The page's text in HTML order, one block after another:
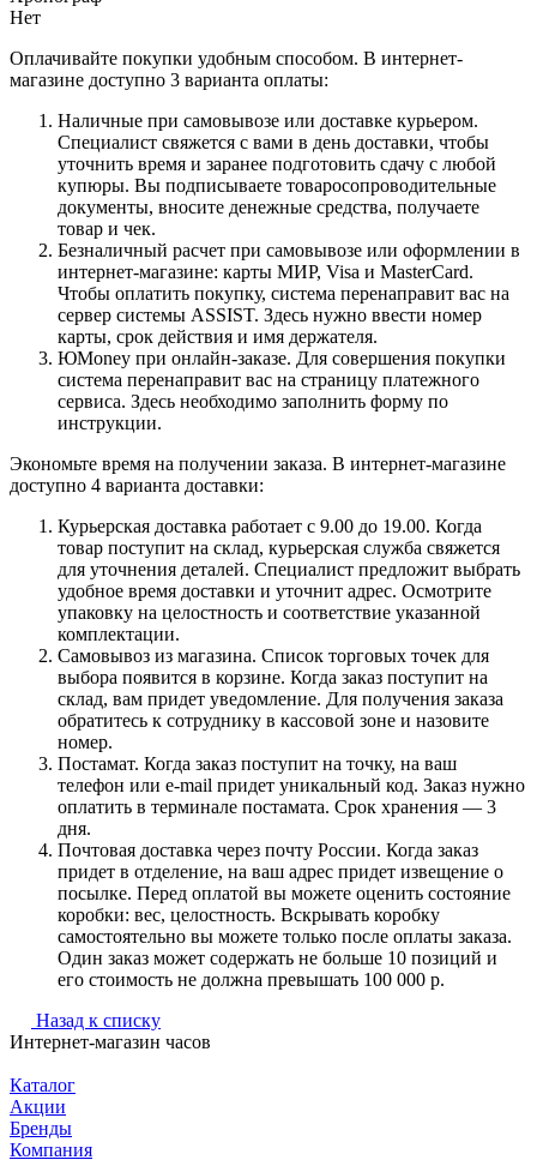
Нет
Оплачивайте покупки удобным способом. В интернет-
магазине доступно 3 варианта оплаты:
Наличные при самовывозе или доставке курьером.
Специалист свяжется с вами в день доставки, чтобы
уточнить время и заранее подготовить сдачу с любой
купюры. Вы подписываете товаросопроводительные
документы, вносите денежные средства, получаете
товар и чек.
Безналичный расчет при самовывозе или оформлении в
интернет-магазине: карты МИР, Visa и MasterCard.
Чтобы оплатить покупку, система перенаправит вас на
сервер системы ASSIST. Здесь нужно ввести номер
карты, срок действия и имя держателя.
ЮMoney при онлайн-заказе. Для совершения покупки
система перенаправит вас на страницу платежного
сервиса. Здесь необходимо заполнить форму по
инструкции.
Экономьте время на получении заказа. В интернет-магазине
доступно 4 варианта доставки:
Курьерская доставка работает с 9.00 до 19.00. Когда
товар поступит на склад, курьерская служба свяжется
для уточнения деталей. Специалист предложит выбрать
удобное время доставки и уточнит адрес. Осмотрите
упаковку на целостность и соответствие указанной
комплектации.
Самовывоз из магазина. Список торговых точек для
выбора появится в корзине. Когда заказ поступит на
склад, вам придет уведомление. Для получения заказа
обратитесь к сотруднику в кассовой зоне и назовите
номер.
Постамат. Когда заказ поступит на точку, на ваш
телефон или e-mail придет уникальный код. Заказ нужно
оплатить в терминале постамата. Срок хранения — 3
дня.
Почтовая доставка через почту России. Когда заказ
придет в отделение, на ваш адрес придет извещение о
посылке. Перед оплатой вы можете оценить состояние
коробки: вес, целостность. Вскрывать коробку
самостоятельно вы можете только после оплаты заказа.
Один заказ может содержать не больше 10 позиций и
его стоимость не должна превышать 100 000 р.
Назад к списку
Интернет-магазин часов
Каталог
Акции
Бренды
Компания